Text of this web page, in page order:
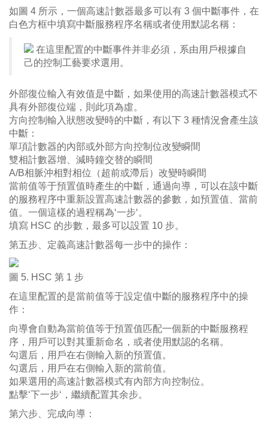
如圖 4 所示，一個高速計數器最多可以有 3 個中斷事件，在
白色方框中填寫中斷服務程序名稱或者使用默認名稱：
在這里配置的中斷事件并非必須，系由用戶根據自
己的控制工藝要求選用。
外部復位輸入有效值是中斷，如果使用的高速計數器模式不
具有外部復位端，則此項為虛。
方向控制輸入狀態改變時的中斷，有以下 3 種情況會產生該
中斷：
單項計數器的內部或外部方向控制位改變瞬間
雙相計數器增、減時鐘交替的瞬間
A/B相脈沖相對相位（超前或滯后）改變時瞬間
當前值等于預置值時產生的中斷，通過向導，可以在該中斷
的服務程序中重新設置高速計數器的參數，如預置值、當前
值。一個這樣的過程稱為‘一步‘。
填寫 HSC 的步數，最多可以設置 10 步。
第五步、定義高速計數器每一步中的操作：
圖 5. HSC 第 1 步
在這里配置的是當前值等于設定值中斷的服務程序中的操
作：
向導會自動為當前值等于預置值匹配一個新的中斷服務程
序，用戶可以對其重新命名，或者使用默認的名稱。
勾選后，用戶在右側輸入新的預置值。
勾選后，用戶在右側輸入新的當前值。
如果選用的高速計數器模式有內部方向控制位。
點擊‘下一步‘，繼續配置其余步。
第六步、完成向導：